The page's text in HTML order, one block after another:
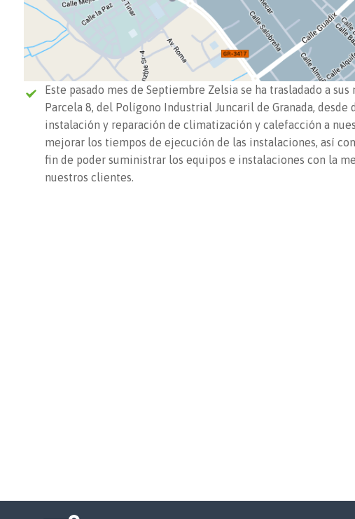
Este pasado mes de Septiembre Zelsia se ha trasladado a
Parcela 8, del Polígono Industrial Juncaril de Granada,
instalación y reparación de climatización y calefacción a
mejorar los tiempos de ejecución de las instalaciones, así
fin de poder suministrar los equipos e instalaciones con la
nuestros clientes.